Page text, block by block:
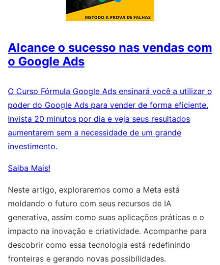
Alcance o sucesso nas vendas com
o Google Ads
O Curso Fórmula Google Ads ensinará você a utilizar o
poder do Google Ads para vender de forma eficiente.
Invista 20 minutos por dia e veja seus resultados
aumentarem sem a necessidade de um grande
investimento.
Saiba Mais!
Neste artigo, exploraremos como a Meta está
moldando o futuro com seus recursos de IA
generativa, assim como suas aplicações práticas e o
impacto na inovação e criatividade. Acompanhe para
descobrir como essa tecnologia está redefinindo
fronteiras e gerando novas possibilidades.